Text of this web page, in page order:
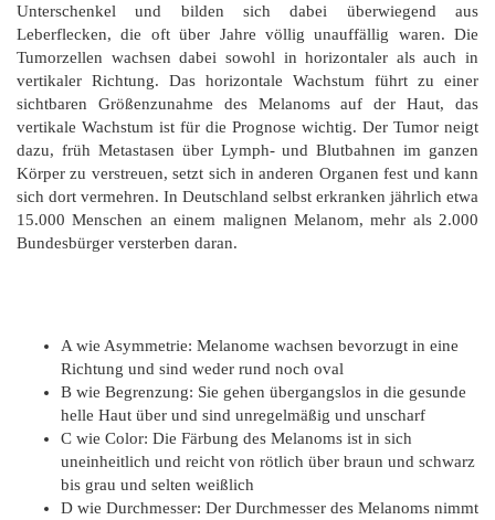
Unterschenkel und bilden sich dabei überwiegend aus
Leberflecken, die oft über Jahre völlig unauffällig waren. Die
Tumorzellen wachsen dabei sowohl in horizontaler als auch in
vertikaler Richtung. Das horizontale Wachstum führt zu einer
sichtbaren Größenzunahme des Melanoms auf der Haut, das
vertikale Wachstum ist für die Prognose wichtig. Der Tumor neigt
dazu, früh Metastasen über Lymph- und Blutbahnen im ganzen
Körper zu verstreuen, setzt sich in anderen Organen fest und kann
sich dort vermehren. In Deutschland selbst erkranken jährlich etwa
15.000 Menschen an einem malignen Melanom, mehr als 2.000
Bundesbürger versterben daran.
A wie Asymmetrie: Melanome wachsen bevorzugt in eine
Richtung und sind weder rund noch oval
B wie Begrenzung: Sie gehen übergangslos in die gesunde
helle Haut über und sind unregelmäßig und unscharf
C wie Color: Die Färbung des Melanoms ist in sich
uneinheitlich und reicht von rötlich über braun und schwarz
bis grau und selten weißlich
D wie Durchmesser: Der Durchmesser des Melanoms nimmt